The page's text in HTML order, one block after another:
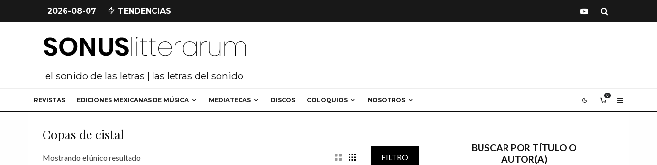
2026-08-07 TENDENCIAS
el sonido de las letras | las letras del sonido
REVISTAS EDICIONES MEXICANAS DE MÚSICA MEDIATECAS DISCOS COLOQUIOS NOSOTROS
0
Copas de cistal
Mostrando el único resultado FILTRO
BUSCAR POR TÍTULO O
AUTOR(A)